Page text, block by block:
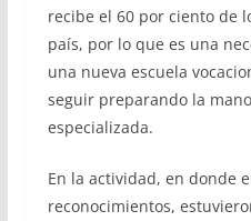
recibe el 60 por ciento de
país, por lo que es una
una nueva escuela
seguir preparando la
especializada.
En la actividad, en donde
reconocimientos,